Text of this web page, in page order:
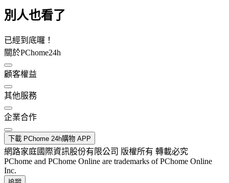
別人也看了
已經到底囉！
關於PChome24h
顧客權益
其他服務
企業合作
下載 PChome 24h購物 APP
網路家庭國際資訊股份有限公司 版權所有 轉載必究
PChome and PChome Online are trademarks of PChome Online
Inc.